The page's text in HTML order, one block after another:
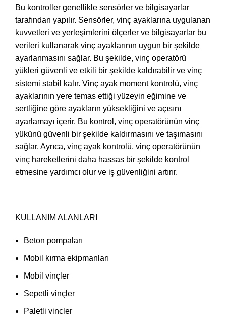
Bu kontroller genellikle sensörler ve bilgisayarlar
tarafından yapılır. Sensörler, vinç ayaklarına uygulanan
kuvvetleri ve yerleşimlerini ölçerler ve bilgisayarlar bu
verileri kullanarak vinç ayaklarının uygun bir şekilde
ayarlanmasını sağlar. Bu şekilde, vinç operatörü
yükleri güvenli ve etkili bir şekilde kaldırabilir ve vinç
sistemi stabil kalır. Vinç ayak moment kontrolü, vinç
ayaklarının yere temas ettiği yüzeyin eğimine ve
sertliğine göre ayakların yüksekliğini ve açısını
ayarlamayı içerir. Bu kontrol, vinç operatörünün vinç
yükünü güvenli bir şekilde kaldırmasını ve taşımasını
sağlar. Ayrıca, vinç ayak kontrolü, vinç operatörünün
vinç hareketlerini daha hassas bir şekilde kontrol
etmesine yardımcı olur ve iş güvenliğini artırır.
KULLANIM ALANLARI
Beton pompaları
Mobil kırma ekipmanları
Mobil vinçler
Sepetli vinçler
Paletli vinçler